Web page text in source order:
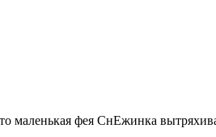
маленькая фея СнЕжинка